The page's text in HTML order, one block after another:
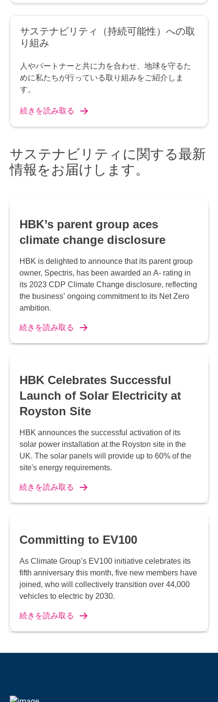
サステナビリティ（持続可能性）への取
り組み
人やパートナーと共に力を合わせ、地球を守るた
めに私たちが行っている取り組みをご紹介しま
す。
続きを読み取る
サステナビリティに関する最新
情報をお届けします。
HBK’s parent group aces
climate change disclosure
HBK is delighted to announce that its parent group
owner, Spectris, has been awarded an A- rating in
its 2023 CDP Climate Change disclosure, reflecting
the business’ ongoing commitment to its Net Zero
ambition.
続きを読み取る
HBK Celebrates Successful
Launch of Solar Electricity at
Royston Site
HBK announces the successful activation of its
solar power installation at the Royston site in the
UK. The solar panels will provide up to 60% of the
site's energy requirements.
続きを読み取る
Committing to EV100
As Climate Group’s EV100 initiative celebrates its
fifth anniversary this month, five new members have
joined, who will collectively transition over 44,000
vehicles to electric by 2030.
続きを読み取る